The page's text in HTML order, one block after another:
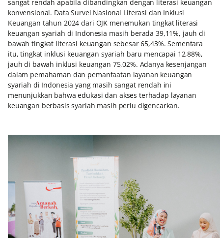
sangat rendah apabila dibandingkan dengan literasi keuangan
konvensional. Data Survei Nasional Literasi dan Inklusi
Keuangan tahun 2024 dari OJK menemukan tingkat literasi
keuangan syariah di Indonesia masih berada 39,11%, jauh di
bawah tingkat literasi keuangan sebesar 65,43%. Sementara
itu, tingkat inklusi keuangan syariah baru mencapai 12,88%,
jauh di bawah inklusi keuangan 75,02%. Adanya kesenjangan
dalam pemahaman dan pemanfaatan layanan keuangan
syariah di Indonesia yang masih sangat rendah ini
menunjukkan bahwa edukasi dan akses terhadap layanan
keuangan berbasis syariah masih perlu digencarkan.